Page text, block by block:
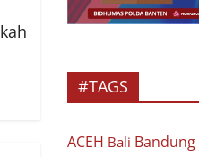
#TAGS
ACEH Bali Bandung